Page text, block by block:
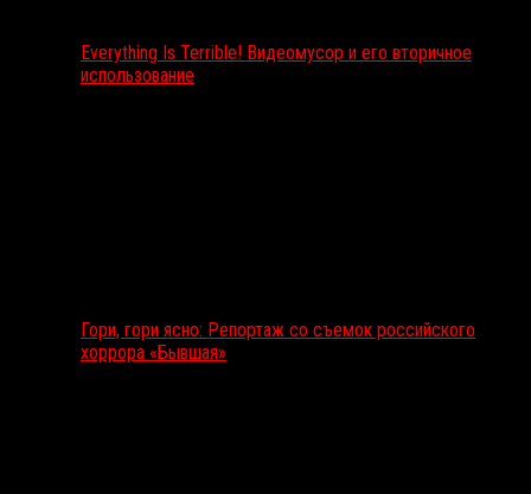
Everything Is Terrible! Видеомусор и его вторичное
использование
Гори, гори ясно: Репортаж со съемок российского
хоррора «Бывшая»